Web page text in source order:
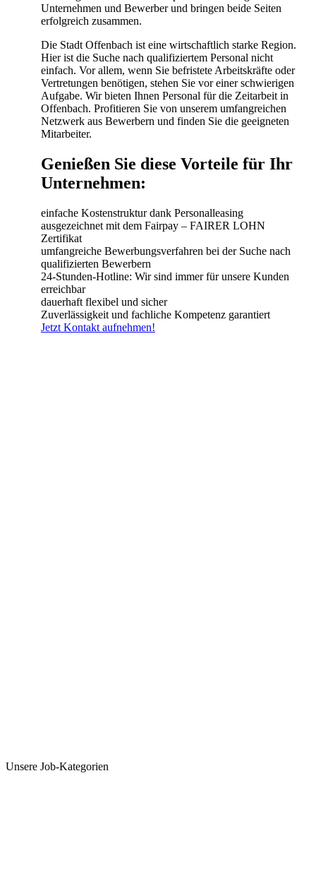
Unternehmen und Bewerber und bringen beide Seiten
erfolgreich zusammen.
Die Stadt Offenbach ist eine wirtschaftlich starke Region.
Hier ist die Suche nach qualifiziertem Personal nicht
einfach. Vor allem, wenn Sie befristete Arbeitskräfte oder
Vertretungen benötigen, stehen Sie vor einer schwierigen
Aufgabe. Wir bieten Ihnen Personal für die Zeitarbeit in
Offenbach. Profitieren Sie von unserem umfangreichen
Netzwerk aus Bewerbern und finden Sie die geeigneten
Mitarbeiter.
Genießen Sie diese Vorteile für Ihr
Unternehmen:
einfache Kostenstruktur dank Personalleasing
ausgezeichnet mit dem Fairpay – FAIRER LOHN
Zertifikat
umfangreiche Bewerbungsverfahren bei der Suche nach
qualifizierten Bewerbern
24-Stunden-Hotline: Wir sind immer für unsere Kunden
erreichbar
dauerhaft flexibel und sicher
Zuverlässigkeit und fachliche Kompetenz garantiert
Jetzt Kontakt aufnehmen!
Unsere Job-Kategorien